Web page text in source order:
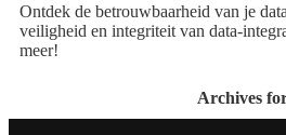
Ontdek de betrouwbaarheid van je
veiligheid en integriteit van data-
meer!
Archives